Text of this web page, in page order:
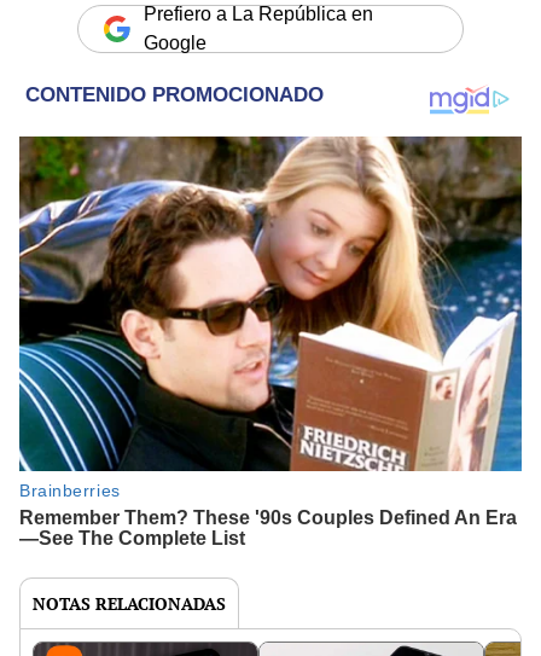
Prefiero a La República en
Google
NOTAS RELACIONADAS